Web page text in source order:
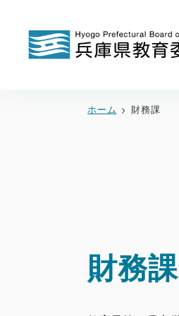
ホーム 財務課
財務課